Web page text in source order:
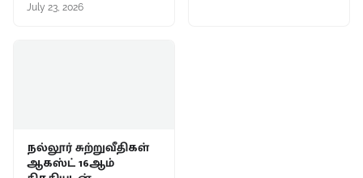
July 23, 2026
நல்லூர் சுற்றுவீதிகள்
ஆகஸ்ட் 16ஆம்